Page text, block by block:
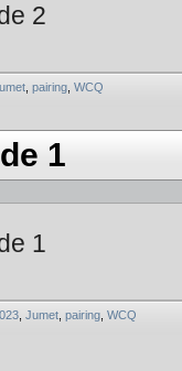
2
pairing WCQ
1
1
Jumet pairing WCQ